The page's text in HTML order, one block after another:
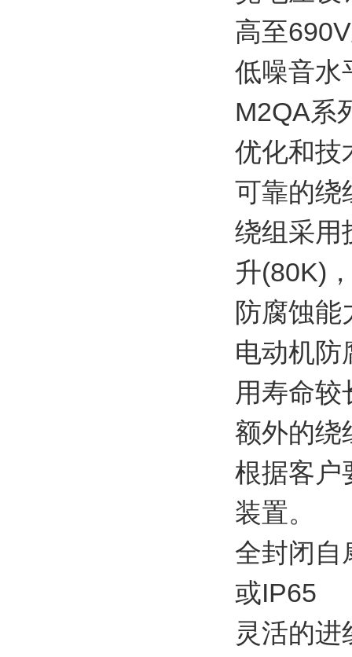
高至
低噪音水
M2QA系
优化和技
可靠的绕
绕组采用
升(80K)
防腐蚀能
电动机防
用寿命较
额外的绕
根据客户
装置。
全封闭自
或IP65
灵活的进